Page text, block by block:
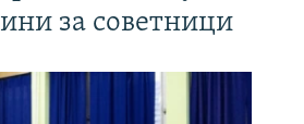
за советници